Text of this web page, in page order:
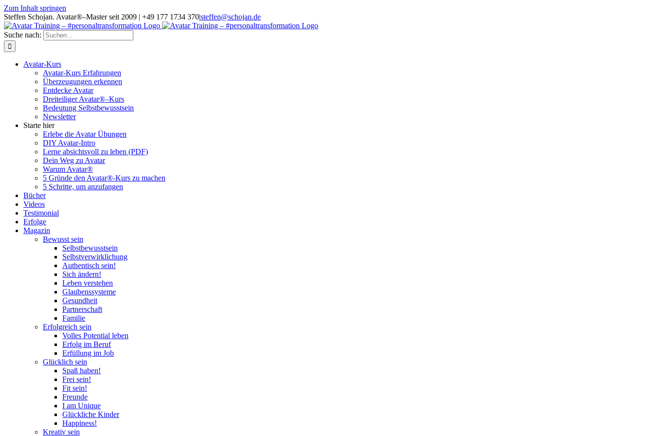
Zum Inhalt springen
Steffen Schojan. Avatar®–Master seit 2009 | +49 177 1734 370|steffen@schojan.de
Suche nach:
Avatar-Kurs
Avatar-Kurs Erfahrungen
Überzeugungen erkennen
Entdecke Avatar
Dreiteiliger Avatar®–Kurs
Bedeutung Selbstbewusstsein
Newsletter
Starte hier
Erlebe die Avatar Übungen
DIY Avatar-Intro
Lerne absichtsvoll zu leben (PDF)
Dein Weg zu Avatar
Warum Avatar®
5 Gründe den Avatar®-Kurs zu machen
5 Schritte, um anzufangen
Bücher
Videos
Testimonial
Erfolge
Magazin
Bewusst sein
Selbstbewusstsein
Selbstverwirklichung
Authentisch sein!
Sich ändern!
Leben verstehen
Glaubenssysteme
Gesundheit
Partnerschaft
Familie
Erfolgreich sein
Volles Potential leben
Erfolg im Beruf
Erfüllung im Job
Glücklich sein
Spaß haben!
Frei sein!
Fit sein!
Freunde
I am Unique
Glückliche Kinder
Happiness!
Kreativ sein